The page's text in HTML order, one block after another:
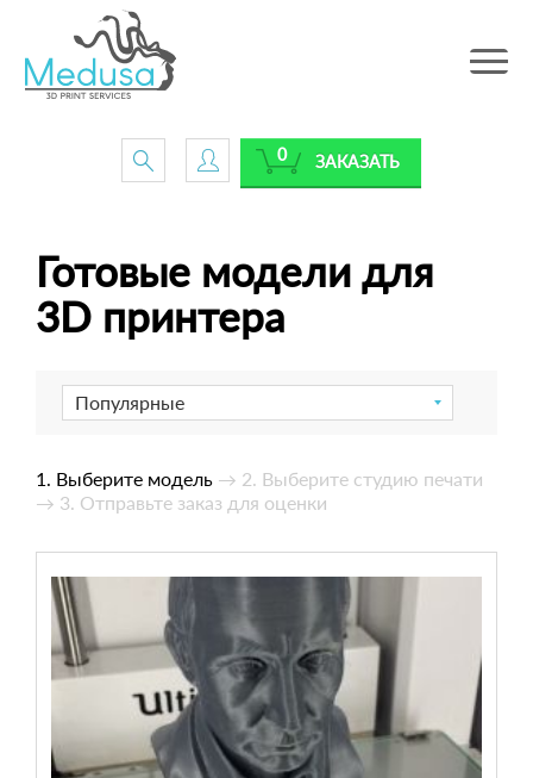
Toggle
ЗАКАЗАТЬ
0
Готовые модели для
3D принтера
Популярные
1. Выберите модель → 2. Выберите студию печати
→ 3. Отправьте заказ для оценки